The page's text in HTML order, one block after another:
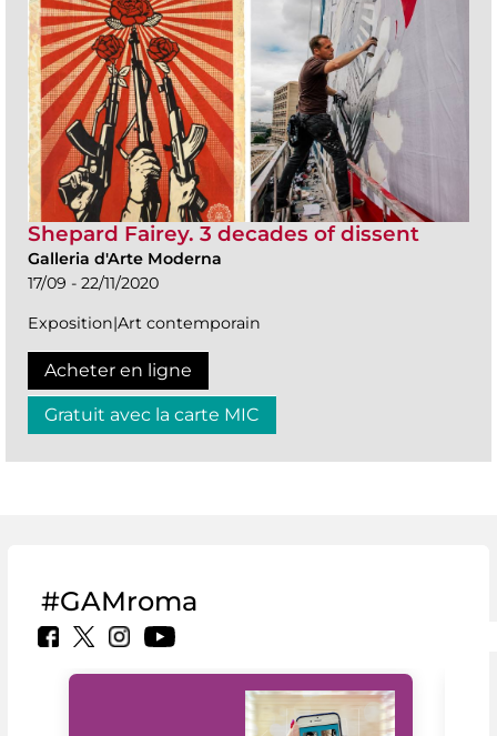
Shepard Fairey. 3 decades of dissent
Galleria d'Arte Moderna
17/09 - 22/11/2020
Exposition|Art contemporain
Acheter en ligne
Gratuit avec la carte MIC
#GAMroma